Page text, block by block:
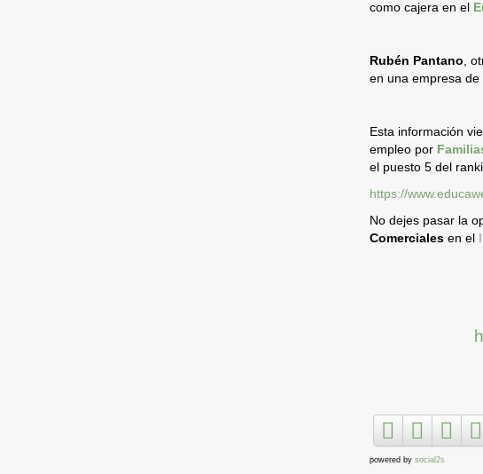
como cajera en el
Rubén Pantano,
en una empresa
Esta información
empleo por
el puesto 5 del
https://
No dejes pasar la
Comerciales en el
powered by social2s